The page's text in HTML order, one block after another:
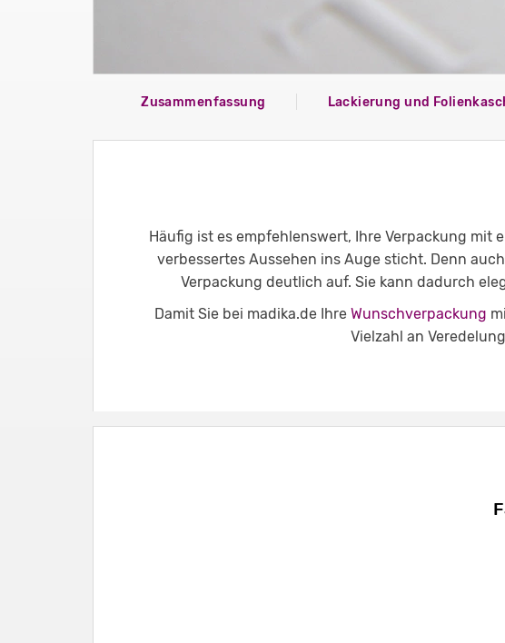
Zusammenfassung Lackierung und
Häufig ist es empfehlenswert, Ihre Verpackung mit
verbessertes Aussehen ins Auge sticht. Denn
Verpackung deutlich auf. Sie kann dadurch
Damit Sie bei madika.de Ihre Wunschverpackung
Vielzahl an